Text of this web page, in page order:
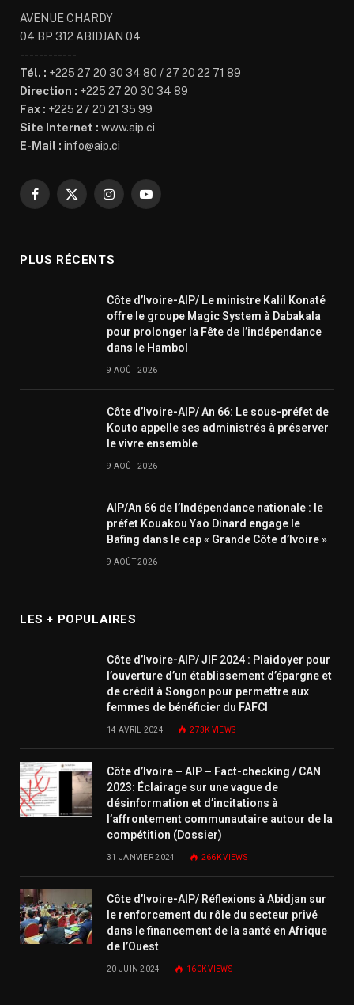
AVENUE CHARDY
04 BP 312 ABIDJAN 04
------------
Tél. : +225 27 20 30 34 80 / 27 20 22 71 89
Direction : +225 27 20 30 34 89
Fax : +225 27 20 21 35 99
Site Internet : www.aip.ci
E-Mail : info@aip.ci
Facebook
X
InstagramYouTube
PLUS RÉCENTS
Côte d’Ivoire-AIP/ Le ministre Kalil Konaté
offre le groupe Magic System à Dabakala
pour prolonger la Fête de l’indépendance
dans le Hambol
9 AOÛT 2026
Côte d’Ivoire-AIP/ An 66: Le sous-préfet de
Kouto appelle ses administrés à préserver
le vivre ensemble
9 AOÛT 2026
AIP/An 66 de l’Indépendance nationale : le
préfet Kouakou Yao Dinard engage le
Bafing dans le cap « Grande Côte d’Ivoire »
9 AOÛT 2026
LES + POPULAIRES
Côte d’Ivoire-AIP/ JIF 2024 : Plaidoyer pour
l’ouverture d’un établissement d’épargne et
de crédit à Songon pour permettre aux
femmes de bénéficier du FAFCI
14 AVRIL 2024 273K VIEWS
Côte d’Ivoire – AIP – Fact-checking / CAN
2023: Éclairage sur une vague de
désinformation et d’incitations à
l’affrontement communautaire autour de la
compétition (Dossier)
31 JANVIER 2024 266KVIEWS
Côte d’Ivoire-AIP/ Réflexions à Abidjan sur
le renforcement du rôle du secteur privé
dans le financement de la santé en Afrique
de l’Ouest
20 JUIN 2024 160KVIEWS